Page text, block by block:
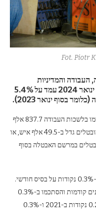
Fot. Piotr
והמדיניות
החברתית, שיעור האבטלה הרשום בסוף ינואר 2024 עמד על 5.4%
לפי נתונים ראשוניים, בסוף ינואר 2024 נרשמו בלשכות העבודה 837.7 אלף
מובטלים. בהשוואה לחודש הקודם, מספר המובטלים גדל ב-49.5 אלף איש, או
(כלומר 2.3%) פחות מובטלים במרשם האבטלה בסוף
שיעור האבטלה הרשום בינואר 2024 עלה ב-0.3% נקודות על בסיס חודשי.
עליות כאלה בתחילת השנה התרחשו גם בשנים קודמות והסתכמו ב-0.3%
נקודות ב-2023, 0.1% נקודות ב-2022, 0.2% נקודות ב-2021 ו-0.3%